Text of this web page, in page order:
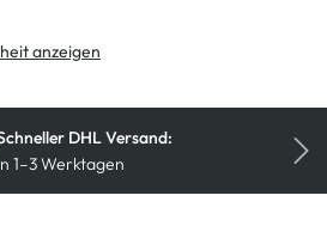
anzeigen
DHL Versand:
1–3 Werktagen